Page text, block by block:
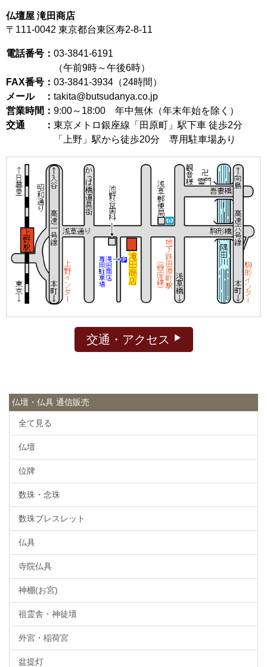
仏壇屋 滝田商店
〒111-0042 東京都台東区寿2-8-11
電話番号： 03-3841-6191
（午前9時～午後6時）
FAX番号： 03-3841-3934（24時間）
メール ： takita@butsudanya.co.jp
営業時間： 9:00～18:00 年中無休（年末年始を除く）
交通 ： 東京メトロ銀座線「田原町」駅下車 徒歩2分
「上野」駅から徒歩20分 専用駐車場あり
交通・アクセス
仏壇・仏具 通信販売
全て見る
仏壇
位牌
数珠・念珠
数珠ブレスレット
仏具
寺院仏具
神棚(お宮)
祖霊舎・神徒壇
外宮・稲荷宮
盆提灯